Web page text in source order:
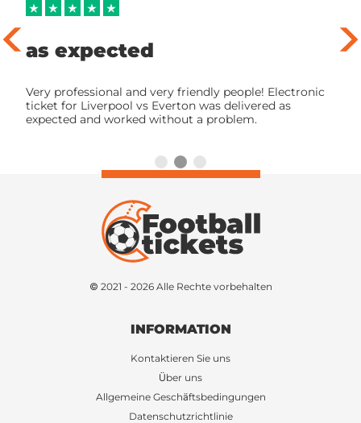
as expected
Very professional and very friendly people! Electronic
ticket for Liverpool vs Everton was delivered as
expected and worked without a problem.
© 2021 - 2026 Alle Rechte vorbehalten
INFORMATION
Kontaktieren Sie uns
Über uns
Allgemeine Geschäftsbedingungen
Datenschutzrichtlinie